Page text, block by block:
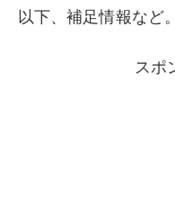
以下、補足情報など。
スポ